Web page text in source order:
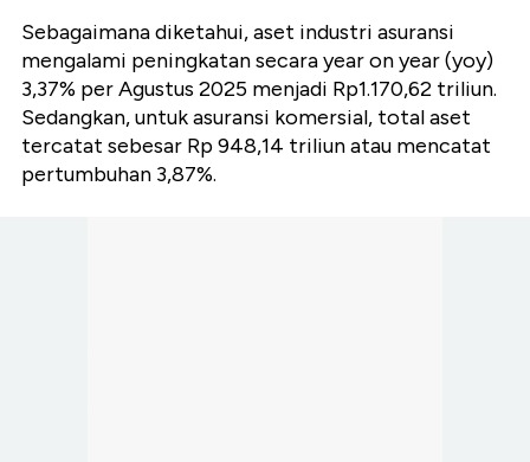
Sebagaimana diketahui, aset industri asuransi
mengalami peningkatan secara year on year (yoy)
3,37% per Agustus 2025 menjadi Rp1.170,62 triliun.
Sedangkan, untuk asuransi komersial, total aset
tercatat sebesar Rp 948,14 triliun atau mencatat
pertumbuhan 3,87%.